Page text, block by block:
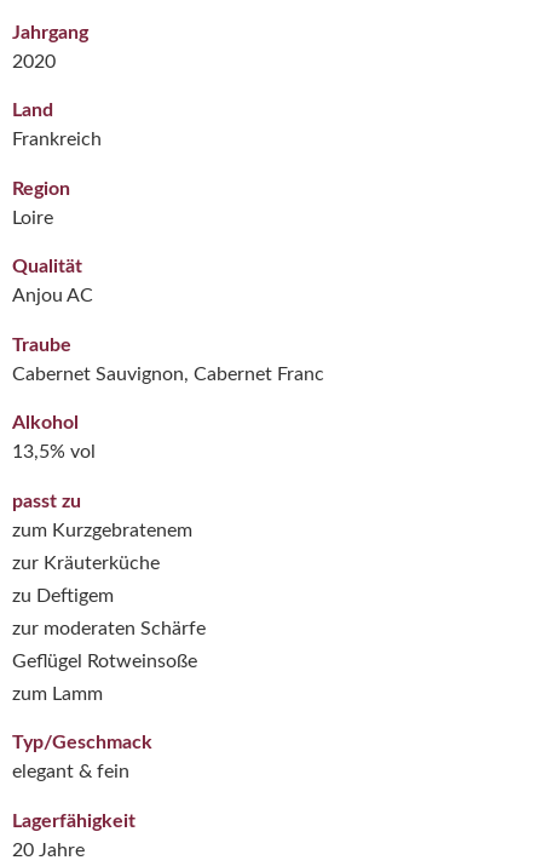
Jahrgang
2020
Land
Frankreich
Region
Loire
Qualität
Anjou AC
Traube
Cabernet Sauvignon, Cabernet Franc
Alkohol
13,5% vol
passt zu
zum Kurzgebratenem
zur Kräuterküche
zu Deftigem
zur moderaten Schärfe
Geflügel Rotweinsoße
zum Lamm
Typ/Geschmack
elegant & fein
Lagerfähigkeit
20 Jahre